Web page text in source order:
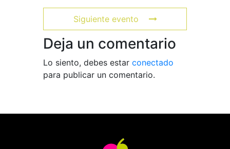
Siguiente evento
Deja un comentario
Lo siento, debes estar conectado
para publicar un comentario.